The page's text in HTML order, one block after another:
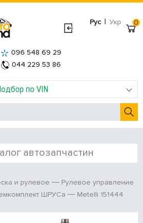
Рус | Укр
по VIN
096 548 69 29
044 229 53 86
0
автозапчастин
и рулевое
Рулевое управление
ШРУСа Metelli 151444